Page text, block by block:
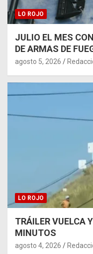
LO ROJO
JULIO EL MES
DE ARMAS DE
agosto 5, 2026
LO ROJO
TRÁILER VUELCA
MINUTOS
agosto 4, 2026